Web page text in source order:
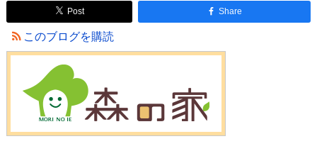
Post Share
このブログを購読